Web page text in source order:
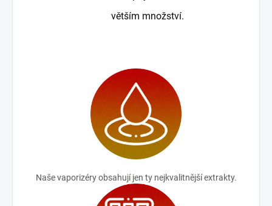
větším množství.
Naše vaporizéry obsahují jen ty nejkvalitnější extrakty.